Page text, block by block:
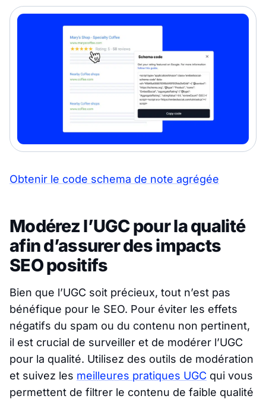
Obtenir le code schema de note agrégée
Modérez l’UGC pour la qualité
afin d’assurer des impacts
SEO positifs
Bien que l’UGC soit précieux, tout n’est pas
bénéfique pour le SEO. Pour éviter les effets
négatifs du spam ou du contenu non pertinent,
il est crucial de surveiller et de modérer l’UGC
pour la qualité. Utilisez des outils de modération
et suivez les meilleures pratiques UGC qui vous
permettent de filtrer le contenu de faible qualité